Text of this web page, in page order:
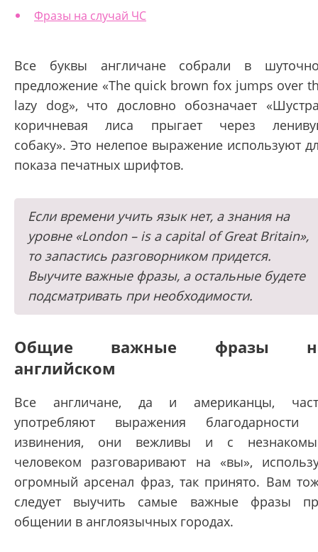
Фразы на случай ЧС
Все буквы англичане собрали в
предложение «The quick brown fox jumps over
lazy dog», что дословно обозначает
коричневая лиса прыгает через
собаку». Это нелепое выражение используют
показа печатных шрифтов.
Если времени учить язык нет, а знания на
уровне «London – is a capital of Great Britain»,
то запастись разговорником придется.
Выучите важные фразы, а остальные будете
подсматривать при необходимости.
Общие важные фразы
английском
Все англичане, да и американцы,
употребляют выражения благодарности
извинения, они вежливы и с
человеком разговаривают на «вы»,
огромный арсенал фраз, так принято. Вам
следует выучить самые важные фразы
общении в англоязычных городах.